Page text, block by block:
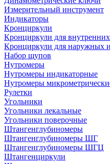
Измерительный инструмент
Индикаторы
Кронциркули
Кронциркули для
Кронциркули для наружных
Набор щупов
Нутромеры
Нутромеры индикаторные
Нутромеры
Рулетки
Угольники
Угольники лекальные
Угольники поверочные
Штангенглубиномеры
Штангенглубиномеры ШГ
Штангенглубиномеры ШГЦ
Штангенциркули